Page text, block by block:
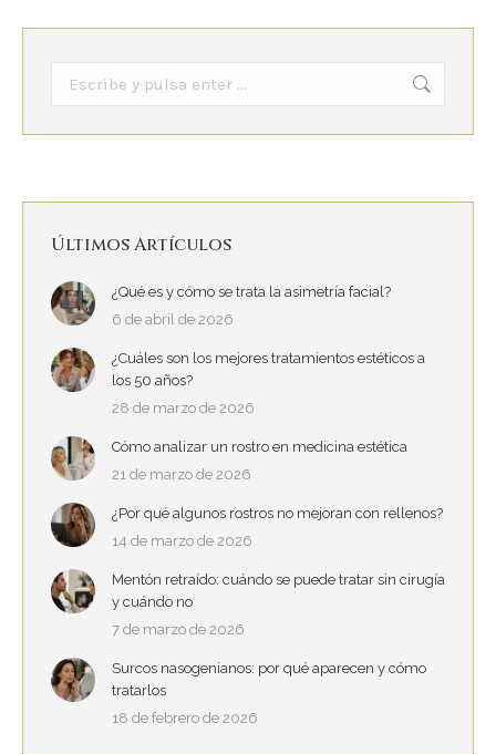
Últimos Artículos
¿Qué es y cómo se trata la asimetría facial?
6 de abril de 2026
¿Cuáles son los mejores tratamientos estéticos a
los 50 años?
28 de marzo de 2026
Cómo analizar un rostro en medicina estética
21 de marzo de 2026
¿Por qué algunos rostros no mejoran con rellenos?
14 de marzo de 2026
Mentón retraído: cuándo se puede tratar sin cirugía
y cuándo no
7 de marzo de 2026
Surcos nasogenianos: por qué aparecen y cómo
tratarlos
18 de febrero de 2026